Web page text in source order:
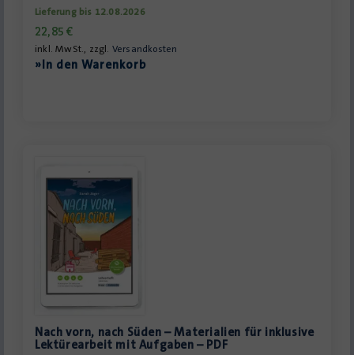
Lieferung bis 12.08.2026
22,85€
inkl. MwSt., zzgl. Versandkosten
»In den Warenkorb
Nach vorn, nach Süden – Materialien für inklusive
Lektürearbeit mit Aufgaben – PDF